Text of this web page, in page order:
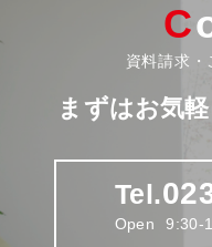
資料請求・
まずはお気
Tel.
Open 9:30-